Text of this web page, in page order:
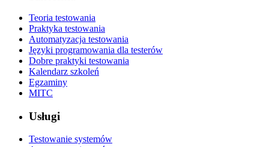
Teoria testowania
Praktyka testowania
Automatyzacja testowania
Języki programowania dla testerów
Dobre praktyki testowania
Kalendarz szkoleń
Egzaminy
MITC
Usługi
Testowanie systemów